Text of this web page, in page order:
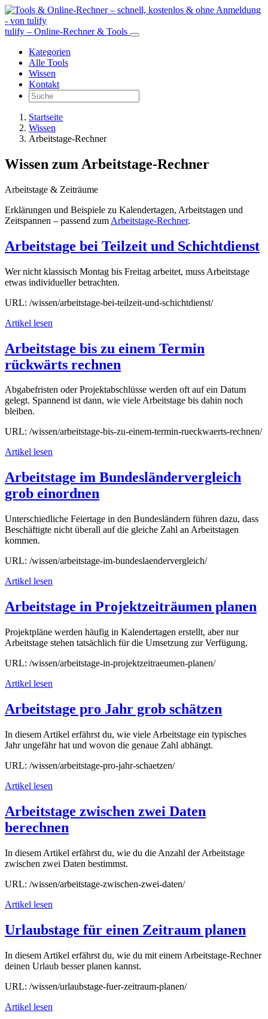
tulify – Online-Rechner & Tools
Kategorien
Alle Tools
Wissen
Kontakt
Startseite
Wissen
Arbeitstage-Rechner
Wissen zum Arbeitstage-Rechner
Arbeitstage & Zeiträume
Erklärungen und Beispiele zu Kalendertagen, Arbeitstagen und
Zeitspannen – passend zum Arbeitstage-Rechner.
Arbeitstage bei Teilzeit und Schichtdienst
Wer nicht klassisch Montag bis Freitag arbeitet, muss Arbeitstage
etwas individueller betrachten.
URL: /wissen/arbeitstage-bei-teilzeit-und-schichtdienst/
Artikel lesen
Arbeitstage bis zu einem Termin
rückwärts rechnen
Abgabefristen oder Projektabschlüsse werden oft auf ein Datum
gelegt. Spannend ist dann, wie viele Arbeitstage bis dahin noch
bleiben.
URL: /wissen/arbeitstage-bis-zu-einem-termin-rueckwaerts-rechnen/
Artikel lesen
Arbeitstage im Bundesländervergleich
grob einordnen
Unterschiedliche Feiertage in den Bundesländern führen dazu, dass
Beschäftigte nicht überall auf die gleiche Zahl an Arbeitstagen
kommen.
URL: /wissen/arbeitstage-im-bundeslaendervergleich/
Artikel lesen
Arbeitstage in Projektzeiträumen planen
Projektpläne werden häufig in Kalendertagen erstellt, aber nur
Arbeitstage stehen tatsächlich für die Umsetzung zur Verfügung.
URL: /wissen/arbeitstage-in-projektzeitraeumen-planen/
Artikel lesen
Arbeitstage pro Jahr grob schätzen
In diesem Artikel erfährst du, wie viele Arbeitstage ein typisches
Jahr ungefähr hat und wovon die genaue Zahl abhängt.
URL: /wissen/arbeitstage-pro-jahr-schaetzen/
Artikel lesen
Arbeitstage zwischen zwei Daten
berechnen
In diesem Artikel erfährst du, wie du die Anzahl der Arbeitstage
zwischen zwei Daten bestimmst.
URL: /wissen/arbeitstage-zwischen-zwei-daten/
Artikel lesen
Urlaubstage für einen Zeitraum planen
In diesem Artikel erfährst du, wie du mit einem Arbeitstage-Rechner
deinen Urlaub besser planen kannst.
URL: /wissen/urlaubstage-fuer-zeitraum-planen/
Artikel lesen